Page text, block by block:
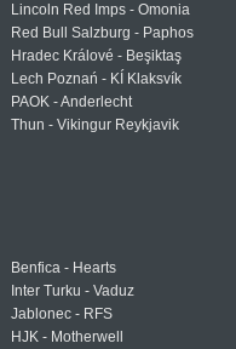
Lincoln Red Imps - Omonia
Red Bull Salzburg - Paphos
Hradec Králové - Beşiktaş
Lech Poznań - KÍ Klaksvík
PAOK - Anderlecht
Thun - Vikingur Reykjavik
Benfica - Hearts
Inter Turku - Vaduz
Jablonec - RFS
HJK - Motherwell